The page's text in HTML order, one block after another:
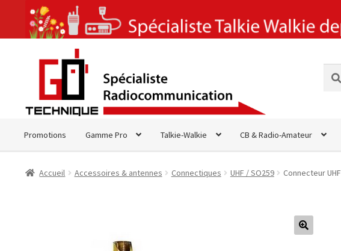
à
navigation
au
pour :
Promotions Gamme Pro Talkie-Walkie CB & Radio-Amateur
Accueil Accessoires & antennes Connectiques UHF / SO259 Connecteur